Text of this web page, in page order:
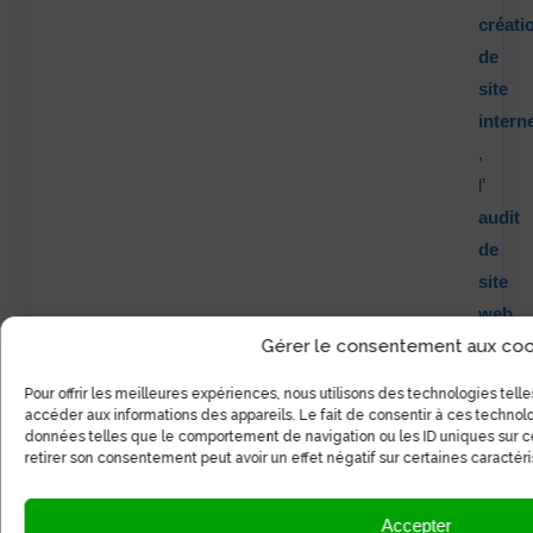
Gérer le consentement aux
Pour offrir les meilleures expériences, nous utilisons des technologies
accéder aux informations des appareils. Le fait de consentir à ces
données telles que le comportement de navigation ou les ID uniques sur
retirer son consentement peut avoir un effet négatif sur certaines
Accepter
de
site
,
l’
audit
de
site
web
,